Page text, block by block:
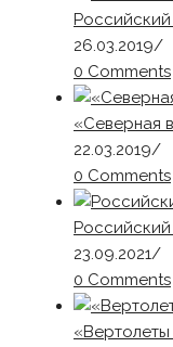
26.03.2019/
0 Comments
«Северная
22.03.2019/
0 Comments
23.09.2021/
0 Comments